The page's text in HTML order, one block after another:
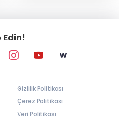
Edin!
Gizlilik Politikası
Çerez Politikası
Veri Politikası